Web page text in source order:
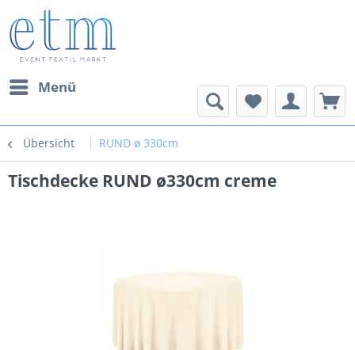
Menü
Übersicht RUND ø 330cm
Tischdecke RUND ø330cm creme